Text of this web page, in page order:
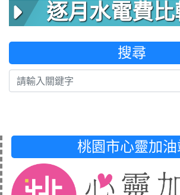
逐月水電費
搜尋
桃園市心靈加油